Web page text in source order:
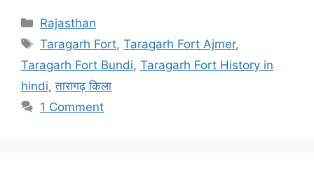
Categories
Rajasthan
Tags
Taragarh Fort,Taragarh Fort Ajmer,
Taragarh Fort Bundi, Taragarh Fort History in
hindi,तारागढ़ किला
1 Comment